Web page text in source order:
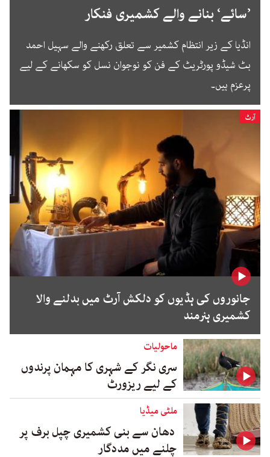
’سائے‘ بنانے والے کشمیری فنکار
انڈیا کے زیر انتظام کشمیر سے تعلق رکھنے والے سہیل احمد
بٹ شیڈو پورٹریٹ کے فن کو نوجوان نسل کو سکھانے کے لیے
پرعزم ہیں۔
آرٹ
جانوروں کی ہڈیوں کو دلکش آرٹ میں بدلنے والا
کشمیری ہنرمند
ماحولیات
سری نگر کے شہری کا مہمان پرندوں
کے لیے ریزورٹ
ملٹی میڈیا
دھان سے بنی کشمیری چپل برف پر
چلنے میں مددگار